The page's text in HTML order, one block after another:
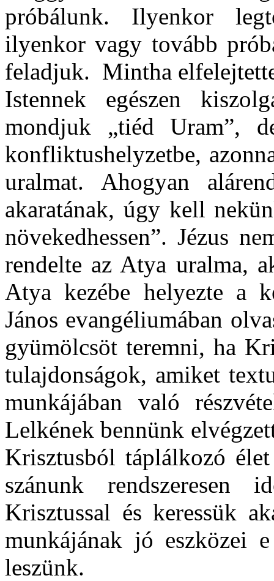
próbálunk. Ilyenkor
ilyenkor vagy tovább
feladjuk. Mintha
Istennek egészen
mondjuk „tiéd Uram”,
konfliktushelyzetbe,
uralmat. Ahogyan
akaratának, úgy kell
növekedhessen”. Jézus
rendelte az Atya uralma,
Atya kezébe helyezte a
János evangéliumában
gyümölcsöt teremni, ha
tulajdonságok, amiket
munkájában való
Lelkének bennünk
Krisztusból táplálkozó
szánunk
Krisztussal és keressük
munkájának jó eszközei
leszünk.